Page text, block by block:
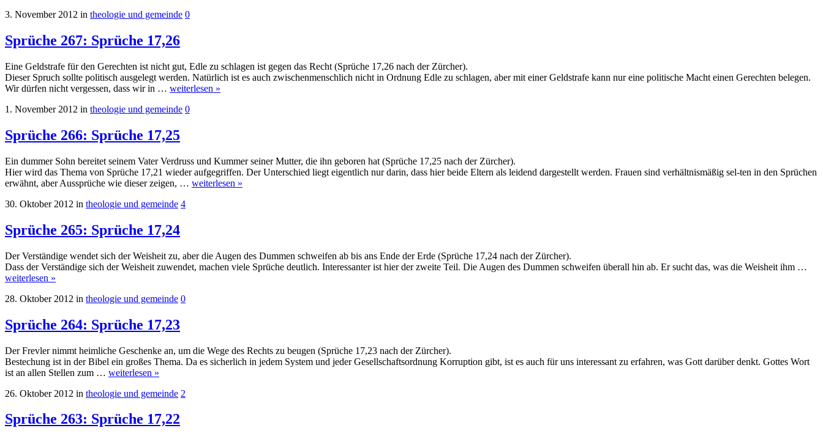
3. November 2012 in theologie und gemeinde 0
Sprüche 267: Sprüche 17,26
Eine Geldstrafe für den Gerechten ist nicht gut, Edle zu schlagen ist gegen das Recht (Sprüche 17,26 nach der Zürcher).
Dieser Spruch sollte politisch ausgelegt werden. Natürlich ist es auch zwischenmenschlich nicht in Ordnung Edle zu schlagen, aber mit einer Geldstrafe kann nur eine politische Macht einen Gerechten belegen.
Wir dürfen nicht vergessen, dass wir in … weiterlesen »
1. November 2012 in theologie und gemeinde 0
Sprüche 266: Sprüche 17,25
Ein dummer Sohn bereitet seinem Vater Verdruss und Kummer seiner Mutter, die ihn geboren hat (Sprüche 17,25 nach der Zürcher).
Hier wird das Thema von Sprüche 17,21 wieder aufgegriffen. Der Unterschied liegt eigentlich nur darin, dass hier beide Eltern als leidend dargestellt werden. Frauen sind verhältnismäßig sel-ten in den Sprüchen
erwähnt, aber Aussprüche wie dieser zeigen, … weiterlesen »
30. Oktober 2012 in theologie und gemeinde 4
Sprüche 265: Sprüche 17,24
Der Verständige wendet sich der Weisheit zu, aber die Augen des Dummen schweifen ab bis ans Ende der Erde (Sprüche 17,24 nach der Zürcher).
Dass der Verständige sich der Weisheit zuwendet, machen viele Sprüche deutlich. Interessanter ist hier der zweite Teil. Die Augen des Dummen schweifen überall hin ab. Er sucht das, was die Weisheit ihm …
weiterlesen »
28. Oktober 2012 in theologie und gemeinde 0
Sprüche 264: Sprüche 17,23
Der Frevler nimmt heimliche Geschenke an, um die Wege des Rechts zu beugen (Sprüche 17,23 nach der Zürcher).
Bestechung ist in der Bibel ein großes Thema. Da es sicherlich in jedem System und jeder Gesellschaftsordnung Korruption gibt, ist es auch für uns interessant zu erfahren, was Gott darüber denkt. Gottes Wort
ist an allen Stellen zum … weiterlesen »
26. Oktober 2012 in theologie und gemeinde 2
Sprüche 263: Sprüche 17,22